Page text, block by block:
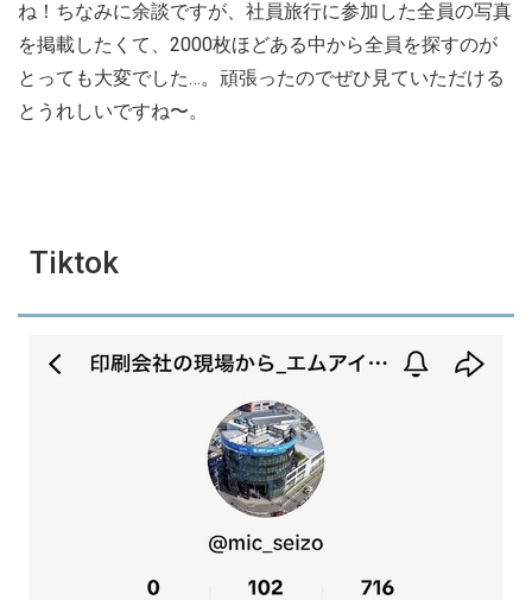
ね！ちなみに余談ですが、社員旅行に参加した全員の写真
を掲載したくて、2000枚ほどある中から全員を探すのが
とっても大変でした…。頑張ったのでぜひ見ていただける
とうれしいですね〜。
Tiktok